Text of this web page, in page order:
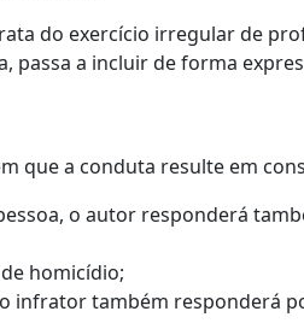
do exercício irregular de
passa a incluir de forma
que a conduta resulte em
o autor responderá
homicídio;
infrator também responderá